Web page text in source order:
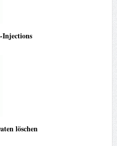
Injections
löschen